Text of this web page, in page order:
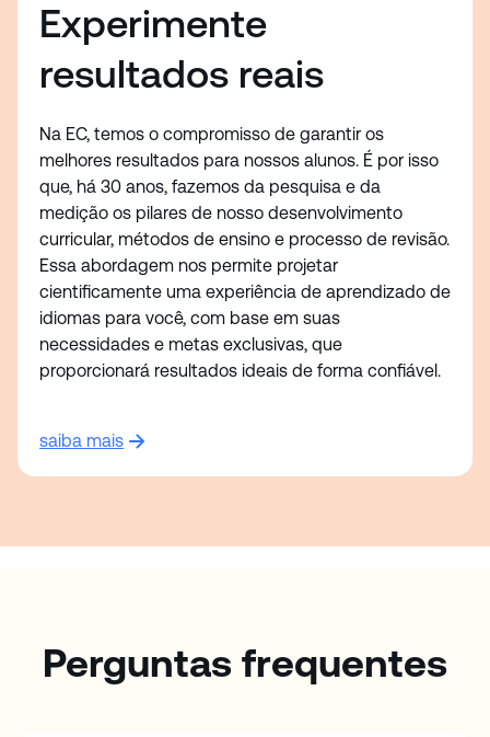
Experimente
resultados reais
Na EC, temos o compromisso de garantir os
melhores resultados para nossos alunos. É por isso
que, há 30 anos, fazemos da pesquisa e da
medição os pilares de nosso desenvolvimento
curricular, métodos de ensino e processo de revisão.
Essa abordagem nos permite projetar
cientificamente uma experiência de aprendizado de
idiomas para você, com base em suas
necessidades e metas exclusivas, que
proporcionará resultados ideais de forma confiável.
saiba mais
Perguntas frequentes